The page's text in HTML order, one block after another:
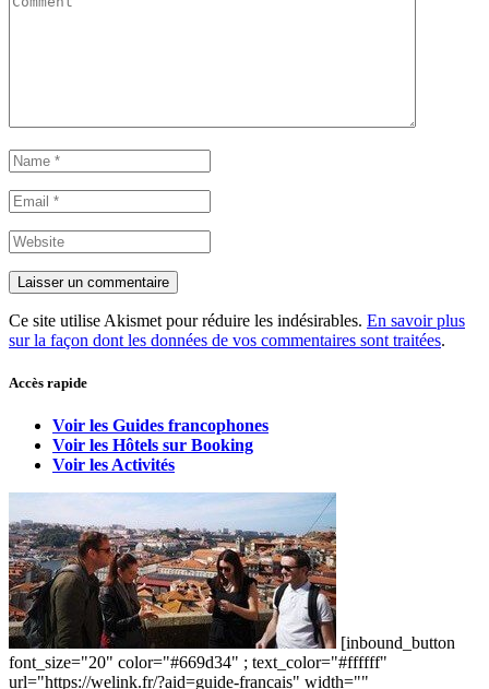
Ce site utilise Akismet pour réduire les indésirables. En savoir plus
sur la façon dont les données de vos commentaires sont traitées.
Accès rapide
Voir les Guides francophones
Voir les Hôtels sur Booking
Voir les Activités
[inbound_button
font_size="20" color="#669d34" ; text_color="#ffffff"
url="https://welink.fr/?aid=guide-francais" width=""